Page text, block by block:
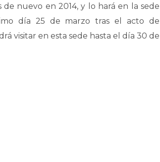
de nuevo en 2014, y lo hará en la sede
día 25 de marzo tras el acto de
visitar en esta sede hasta el día 30 de